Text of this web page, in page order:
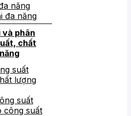
năng
đa năng
và phân
chất
suất
lượng
suất
công suất